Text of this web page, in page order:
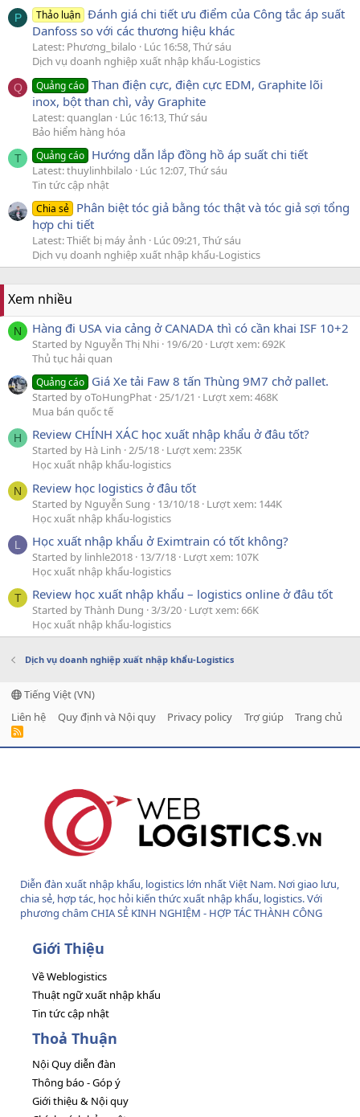
P Thảo luận Đánh giá chi tiết ưu điểm của Công tắc áp suất
Danfoss so với các thương hiệu khác
Latest: Phương_bilalo
Lúc 16:58, Thứ sáu
Dịch vụ doanh nghiệp xuất nhập khẩu-Logistics
Q Quảng cáo Than điện cực, điện cực EDM, Graphite lõi
inox, bột than chì, vảy Graphite
Latest: quanglan
Lúc 16:13, Thứ sáu
Bảo hiểm hàng hóa
T Quảng cáo Hướng dẫn lắp đồng hồ áp suất chi tiết
Latest: thuylinhbilalo
Lúc 12:07, Thứ sáu
Tin tức cập nhật
Chia sẻ Phân biệt tóc giả bằng tóc thật và tóc giả sợi tổng
hợp chi tiết
Latest: Thiết bị máy ảnh
Lúc 09:21, Thứ sáu
Dịch vụ doanh nghiệp xuất nhập khẩu-Logistics
Xem nhiều
N Hàng đi USA via cảng ở CANADA thì có cần khai ISF 10+2
Started by Nguyễn Thị Nhi 19/6/20 Lượt xem: 692K
Thủ tục hải quan
Quảng cáo Giá Xe tải Faw 8 tấn Thùng 9M7 chở pallet.
Started by oToHungPhat 25/1/21
Lượt xem: 468K
Mua bán quốc tế
H Review CHÍNH XÁC học xuất nhập khẩu ở đâu tốt?
Started by Hà Linh 2/5/18 Lượt xem: 235K
Học xuất nhập khẩu-logistics
N Review học logistics ở đâu tốt
Started by Nguyễn Sung 13/10/18 Lượt xem: 144K
Học xuất nhập khẩu-logistics
L Học xuất nhập khẩu ở Eximtrain có tốt không?
Started by linhle2018 13/7/18 Lượt xem: 107K
Học xuất nhập khẩu-logistics
T Review học xuất nhập khẩu – logistics online ở đâu tốt
Started by Thành Dung 3/3/20 Lượt xem: 66K
Học xuất nhập khẩu-logistics
Dịch vụ doanh nghiệp xuất nhập khẩu-Logistics
Tiếng Việt (VN)
Liên hệ
Quy định và Nội quy Privacy policy Trợ giúp Trang chủ
R
Diễn đàn xuất nhập khẩu, logistics lớn nhất Việt Nam. Nơi giao lưu,
chia sẻ, hợp tác, học hỏi kiến thức xuất nhập khẩu, logistics. Với
phương châm CHIA SẺ KINH NGHIỆM - HỢP TÁC THÀNH CÔNG
Giới Thiệu
Về Weblogistics
Thuật ngữ xuất nhập khẩu
Tin tức cập nhật
Thoả Thuận
Nội Quy diễn đàn
Thông báo - Góp ý
Giới thiệu & Nội quy